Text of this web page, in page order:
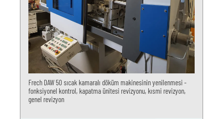
Frech DAW 50 sıcak kamaralı döküm makinesinin yenilenmesi -
fonksiyonel kontrol, kapatma ünitesi revizyonu, kısmi revizyon,
genel revizyon